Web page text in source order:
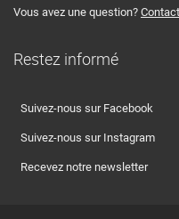
Vous avez une question?
Restez informé
Suivez-nous sur Facebook
Suivez-nous sur Instagram
Recevez notre newsletter